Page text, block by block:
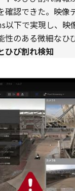
確認できた。映
以下で実現し、
性のある微細なひ
ひび割れ検知